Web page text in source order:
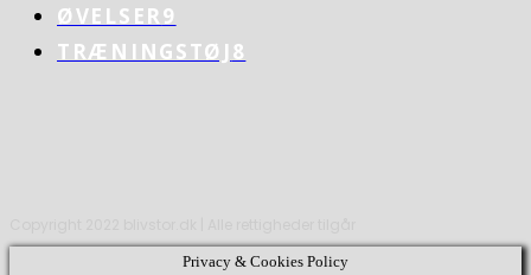
ØVELSER9
TRÆNINGSTØJ 8
Privacy & Cookies Policy